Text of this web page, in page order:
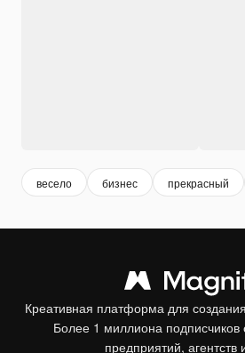
весело бизнес прекрасный
Креативная платформа для
Более 1 миллиона подписчиков
предприятий, агентств